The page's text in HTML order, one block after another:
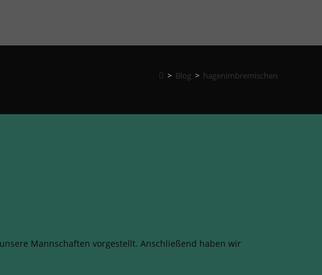
> Blog > hagenimbremischen
Mannschaften vorgestellt. Anschließend haben wir